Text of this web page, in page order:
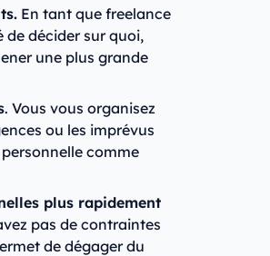
En tant que freelance
décider sur quoi,
une plus grande
. Vous vous organisez
ou les imprévus
comme
plus rapidement
pas de contraintes
de dégager du